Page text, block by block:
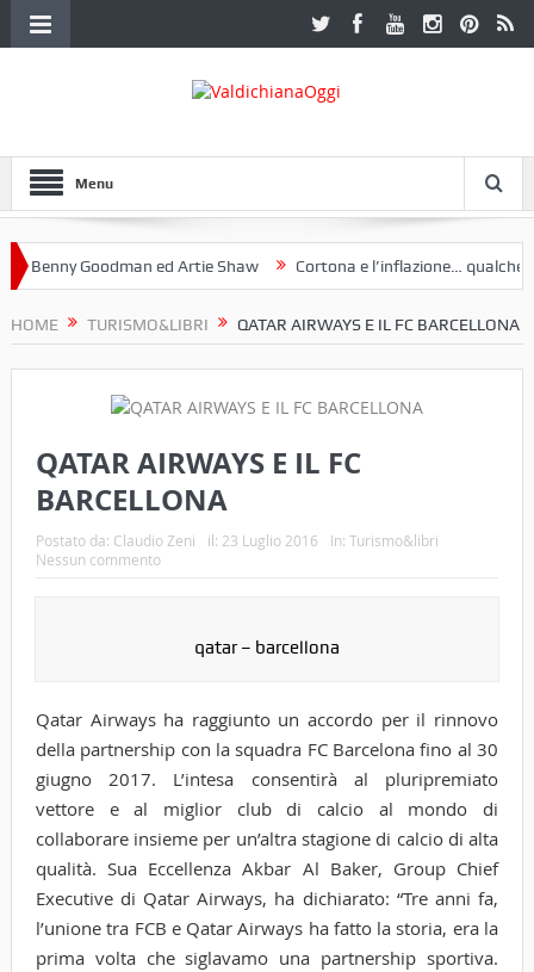
Menu
Goodman ed Artie Shaw Cortona e l’inflazione… qualche
HOME TURISMO&LIBRI QATAR AIRWAYS E IL FC BARCELLONA
QATAR AIRWAYS E IL FC
BARCELLONA
Postato da: Claudio Zeni il: 23 Luglio 2016 In: Turismo&libri
Nessun commento
qatar – barcellona
Qatar Airways ha raggiunto un accordo per il rinnovo
della partnership con la squadra FC Barcelona fino al 30
giugno 2017. L’intesa consentirà al pluripremiato
vettore e al miglior club di calcio al mondo di
collaborare insieme per un’altra stagione di calcio di alta
qualità. Sua Eccellenza Akbar Al Baker, Group Chief
Executive di Qatar Airways, ha dichiarato: “Tre anni fa,
l’unione tra FCB e Qatar Airways ha fatto la storia, era la
prima volta che siglavamo una partnership sportiva.